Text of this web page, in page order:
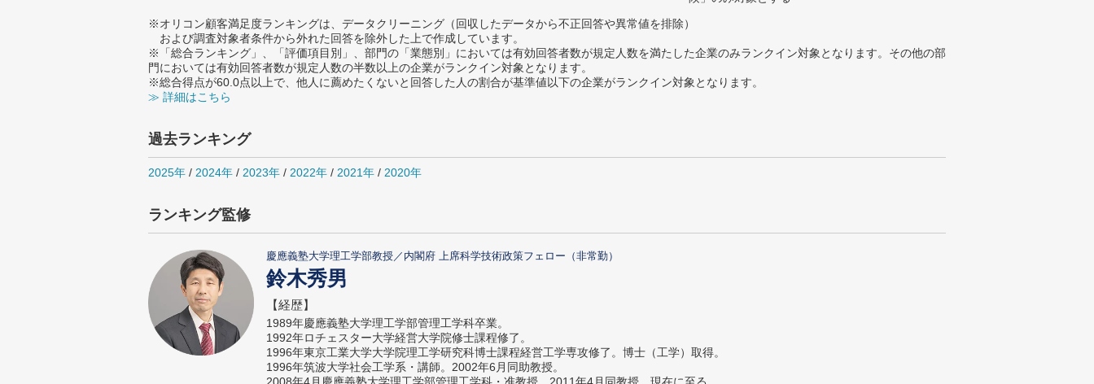
※オリコン顧客満足度ランキングは、データクリーニング（回収したデータから不正回答や異常値を排除）
および調査対象者条件から外れた回答を除外した上で作成しています。
※「総合ランキング」、「評価項目別」、部門の「業態別」においては有効回答者数が規定人数を満たした企業のみランクイン対象となります。その他の部
門においては有効回答者数が規定人数の半数以上の企業がランクイン対象となります。
※総合得点が60.0点以上で、他人に薦めたくないと回答した人の割合が基準値以下の企業がランクイン対象となります。
≫ 詳細はこちら
過去ランキング
2025年 / 2024年 / 2023年 / 2022年 / 2021年 / 2020年
ランキング監修
慶應義塾大学理工学部教授／内閣府 上席科学技術政策フェロー（非常勤）
鈴木秀男
【経歴】
1989年慶應義塾大学理工学部管理工学科卒業。
1992年ロチェスター大学経営大学院修士課程修了。
1996年東京工業大学大学院理工学研究科博士課程経営工学専攻修了。博士（工学）取得。
1996年筑波大学社会工学系・講師。2002年6月同助教授。
2008年4月慶應義塾大学理工学部管理工学科・准教授。2011年4月同教授、現在に至る。